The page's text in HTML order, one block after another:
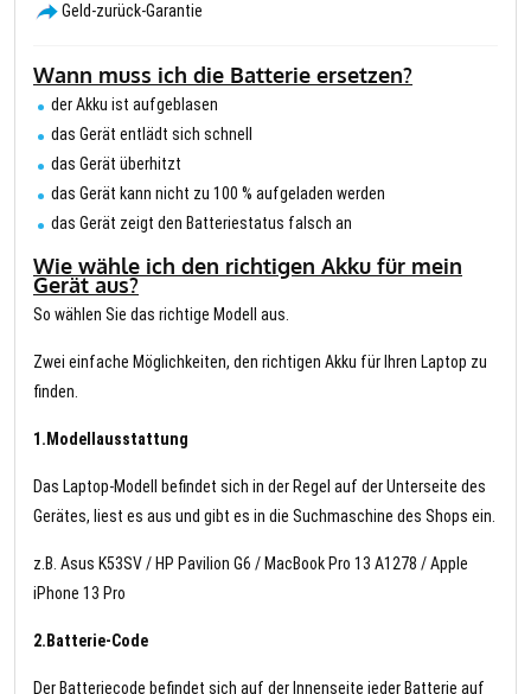
Geld-zurück-Garantie
Wann muss ich die Batterie ersetzen?
der Akku ist aufgeblasen
das Gerät entlädt sich schnell
das Gerät überhitzt
das Gerät kann nicht zu 100 % aufgeladen werden
das Gerät zeigt den Batteriestatus falsch an
Wie wähle ich den richtigen Akku für mein
Gerät aus?
So wählen Sie das richtige Modell aus.
Zwei einfache Möglichkeiten, den richtigen Akku für Ihren Laptop zu
finden.
1.Modellausstattung
Das Laptop-Modell befindet sich in der Regel auf der Unterseite des
Gerätes, liest es aus und gibt es in die Suchmaschine des Shops ein.
z.B. Asus K53SV / HP Pavilion G6 / MacBook Pro 13 A1278 / Apple
iPhone 13 Pro
2.Batterie-Code
Der Batteriecode befindet sich auf der Innenseite jeder Batterie auf